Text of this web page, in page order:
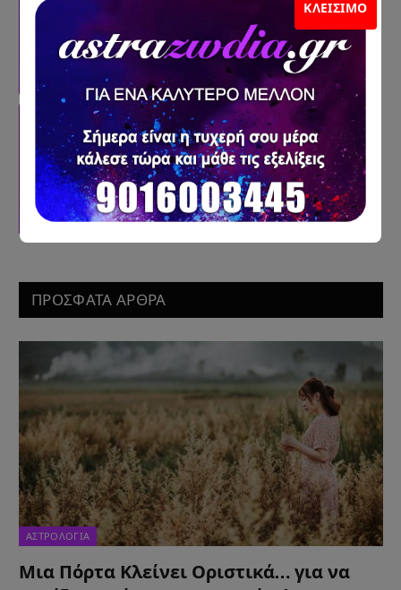
ΚΛΕΊΣΙΜΟ
ΠΡΟΣΦΑΤΑ ΑΡΘΡΑ
ΑΣΤΡΟΛΟΓΙΑ
Μια Πόρτα Κλείνει Οριστικά… για να